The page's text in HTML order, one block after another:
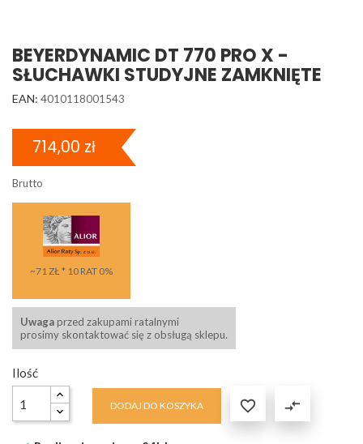
BEYERDYNAMIC DT 770 PRO X -
SŁUCHAWKI STUDYJNE ZAMKNIĘTE
EAN: 4010118001543
714,00 zł
Brutto
~71 ZŁ * 10 RAT 0%
Uwaga przed zakupami ratalnymi
prosimy skontaktować się z obsługą sklepu.
Ilość
DODAJ DO KOSZYKA  compare_arrows